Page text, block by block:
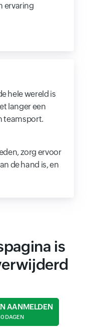
ervaring
hele wereld is
langer een
teamsport.
zorg ervoor
de hand is, en
is
AANMELDEN
DAGEN